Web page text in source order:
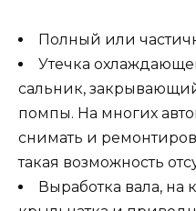
Полный или
Утечка
сальник,
помпы. На многих
снимать и
такая возможность
Выработка вала, на